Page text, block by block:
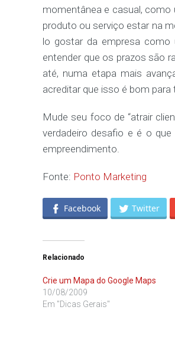
momentânea e casual, como
produto ou serviço estar na
lo gostar da empresa
entender que os prazos são
até, numa etapa mais
acreditar que isso é bom para
Mude seu foco de “atrair
verdadeiro desafio e é o
empreendimento.
Fonte: Ponto Marketing
Facebook Twitter
Relacionado
Crie um Mapa do Google Maps
10/08/2009
Em "Dicas Gerais"